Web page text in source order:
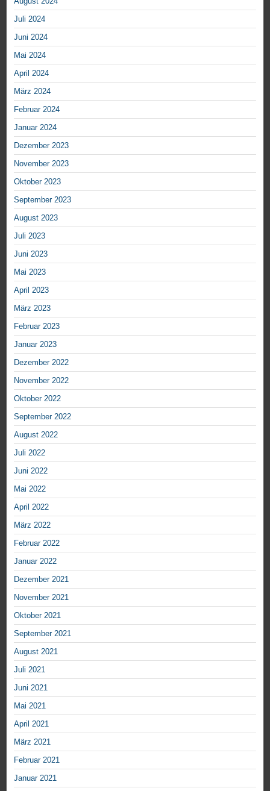
Juli 2024
Juni 2024
Mai 2024
April 2024
März 2024
Februar 2024
Januar 2024
Dezember 2023
November 2023
Oktober 2023
September 2023
August 2023
Juli 2023
Juni 2023
Mai 2023
April 2023
März 2023
Februar 2023
Januar 2023
Dezember 2022
November 2022
Oktober 2022
September 2022
August 2022
Juli 2022
Juni 2022
Mai 2022
April 2022
März 2022
Februar 2022
Januar 2022
Dezember 2021
November 2021
Oktober 2021
September 2021
August 2021
Juli 2021
Juni 2021
Mai 2021
April 2021
März 2021
Februar 2021
Januar 2021